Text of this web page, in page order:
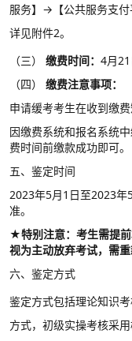
服务】→【公共服务支
详见附件2。
（三） 缴费时间： 4月21
（四） 缴费注意事项：
申请缓考考生在收到缴
因缴费系统和报名系统
费时间前缴款成功即可。
五、鉴定时间
2023年5月1日至2023年
准。
★特别注意：考生需提
视为主动放弃考试，需重
六、鉴定方式
鉴定方式包括理论知识
方式，初级实操考核采